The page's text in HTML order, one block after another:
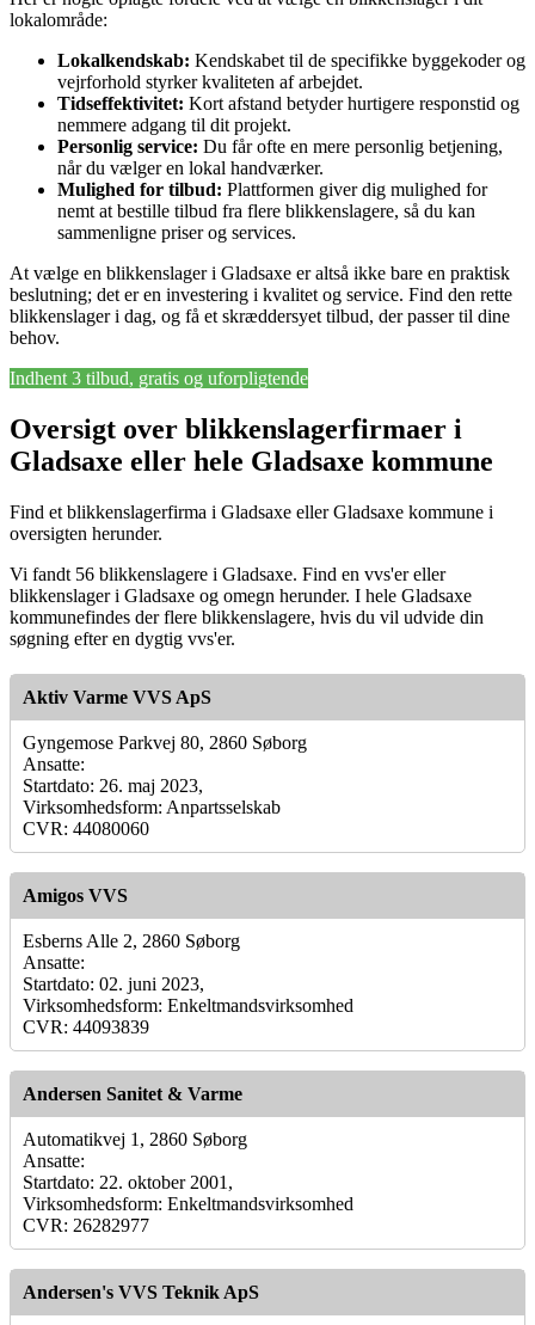
lokalområde:
Lokalkendskab: Kendskabet til de specifikke byggekoder og
vejrforhold styrker kvaliteten af arbejdet.
Tidseffektivitet: Kort afstand betyder hurtigere responstid og
nemmere adgang til dit projekt.
Personlig service: Du får ofte en mere personlig betjening,
når du vælger en lokal handværker.
Mulighed for tilbud: Plattformen giver dig mulighed for
nemt at bestille tilbud fra flere blikkenslagere, så du kan
sammenligne priser og services.
At vælge en blikkenslager i Gladsaxe er altså ikke bare en praktisk
beslutning; det er en investering i kvalitet og service. Find den rette
blikkenslager i dag, og få et skræddersyet tilbud, der passer til dine
behov.
Indhent 3 tilbud, gratis og uforpligtende
Oversigt over blikkenslagerfirmaer i
Gladsaxe eller hele Gladsaxe kommune
Find et blikkenslagerfirma i Gladsaxe eller Gladsaxe kommune i
oversigten herunder.
Vi fandt 56 blikkenslagere i Gladsaxe. Find en vvs'er eller
blikkenslager i Gladsaxe og omegn herunder. I hele Gladsaxe
kommunefindes der flere blikkenslagere, hvis du vil udvide din
søgning efter en dygtig vvs'er.
Aktiv Varme VVS ApS
Gyngemose Parkvej 80, 2860 Søborg
Ansatte:
Startdato: 26. maj 2023,
Virksomhedsform: Anpartsselskab
CVR: 44080060
Amigos VVS
Esberns Alle 2, 2860 Søborg
Ansatte:
Startdato: 02. juni 2023,
Virksomhedsform: Enkeltmandsvirksomhed
CVR: 44093839
Andersen Sanitet & Varme
Automatikvej 1, 2860 Søborg
Ansatte:
Startdato: 22. oktober 2001,
Virksomhedsform: Enkeltmandsvirksomhed
CVR: 26282977
Andersen's VVS Teknik ApS